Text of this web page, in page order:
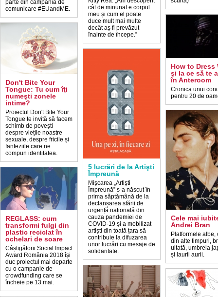
parte din campania de
comunicare #EUandME.
Don't Bite Your
Tongue: Tu cum îţi
numeşti zonele
intime?
Proiectul Don't Bite Your
Tongue te invită să facem
schimb de povești
despre viețile noastre
sexuale, despre fricile și
fanteziile care ne
compun identitatea.
REGLASS: cum
transformi fulgi din
plastic reciclat în
ochelari de soare
Câștigătorii Social Impact
Award România 2018 își
duc proiectul mai departe
cu o campanie de
crowdfunding care se
încheie pe 13 mai.
cât de minunat e corpul
meu și cum el poate
duce mult mai multe
decât aș fi prevăzut
înainte de începe.”
5 lucrări de la Artişti
Împreună
Mișcarea „Artiști
Împreună” s-a născut în
prima săptămână de la
declanșarea stării de
urgență națională din
cauza pandemiei de
COVID-19 și a mobilizat
artiști din toată țara să
contribuie la difuzarea
unor lucrări cu mesaje de
solidaritate.
How to Dress
şi la ce să te
în Anteroom
Cronica unui
pentru 20 de
Cele mai
Andrei Bran
Platformele albe,
din alte timpuri,
uitată, umbrela
și laurii aurii.